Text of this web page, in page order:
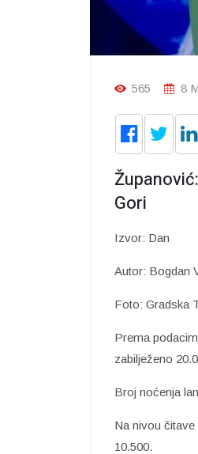
565 8
Gori
Izvor: Dan
Autor: Bogdan
Foto: Gradska
Prema
zabilježeno
Broj noćenja
Na nivou
10.500.